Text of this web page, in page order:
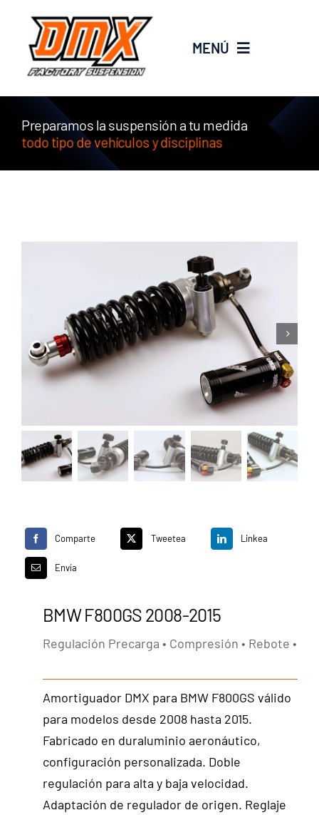
contenido
MENÚ
EMPRESA
SERVICIOS
CONTACTO
CLICKS A TU MEDIDA
Preparamos la suspensión a tu medida
Comparte Tweetea Linkea
Envía
BMW F800GS 2008-2015
Regulación Precarga • Compresión • Rebote •
Amortiguador DMX para BMW F800GS válido
para modelos desde 2008 hasta 2015.
Fabricado en duraluminio aeronáutico,
configuración personalizada. Doble
regulación para alta y baja velocidad.
Adaptación de regulador de origen. Reglaje